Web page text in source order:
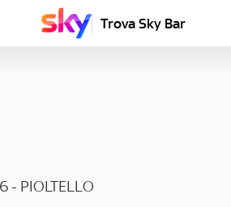
Trova Sky Bar
- PIOLTELLO